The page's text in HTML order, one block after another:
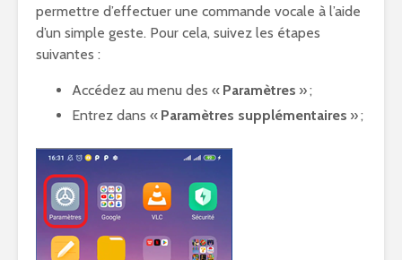
permettre d’effectuer une commande vocale à l’aide
d’un simple geste. Pour cela, suivez les étapes
suivantes :
Accédez au menu des « Paramètres » ;
Entrez dans « Paramètres supplémentaires » ;